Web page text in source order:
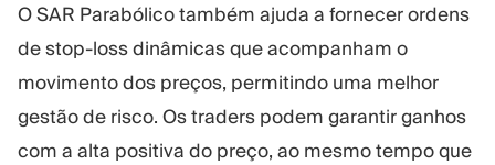
O SAR Parabólico também ajuda a fornecer ordens
de stop-loss dinâmicas que acompanham o
movimento dos preços, permitindo uma melhor
gestão de risco. Os traders podem garantir ganhos
com a alta positiva do preço, ao mesmo tempo que